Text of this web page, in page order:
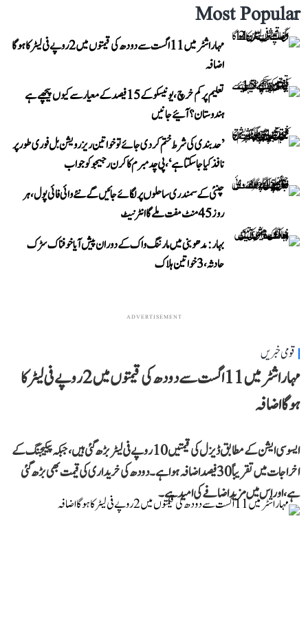
Most Popular
مہاراشٹر میں 11 اگست سے دودھ کی قیمتوں میں 2 روپے فی لیٹر کا ہوگا
اضافہ
تعلیم پر کم خرچ، یونیسکو کے 15 فیصد کے معیار سے کیوں پیچھے ہے
ہندوستان؟ آئیے جانیں
’حد بندی کی شرط ختم کر دی جائے تو خواتین ریزرویشن بل فوری طور پر
نافذ کیا جا سکتا ہے‘، پی چدمبرم کا کرن رجیجو کو جواب
چنئی کے سمندری ساحلوں پر لگائے جائیں گے نئے وائی فائی پول، ہر
روز 45 منٹ مفت ملے گا انٹرنیٹ
بہار: مدھوبنی میں مارننگ واک کے دوران پیش آیا خوفناک سڑک
حادثہ، 3 خواتین ہلاک
ADVERTISEMENT
قومی خبریں
مہاراشٹر میں 11 اگست سے دودھ کی قیمتوں میں 2 روپے فی لیٹر کا
ہوگا اضافہ
ایسوسی ایشن کے مطابق ڈیزل کی قیمتیں 10 روپے فی لیٹر بڑھ گئی ہیں، جبکہ پیکیجنگ کے
اخراجات میں تقریباً 30 فیصد اضافہ ہوا ہے۔ دودھ کی خریداری کی قیمت بھی بڑھ گئی
ہے، اور اس میں مزید اضافے کی امید ہے۔